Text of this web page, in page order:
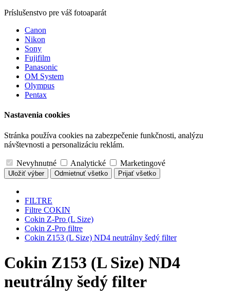
Príslušenstvo pre váš fotoaparát
Canon
Nikon
Sony
Fujifilm
Panasonic
OM System
Olympus
Pentax
Nastavenia cookies
Stránka používa cookies na zabezpečenie funkčnosti, analýzu
návštevnosti a personalizáciu reklám.
Nevyhnutné Analytické Marketingové
Uložiť výber Odmietnuť všetko Prijať všetko
FILTRE
Filtre COKIN
Cokin Z-Pro (L Size)
Cokin Z-Pro filtre
Cokin Z153 (L Size) ND4 neutrálny šedý filter
Cokin Z153 (L Size) ND4
neutrálny šedý filter